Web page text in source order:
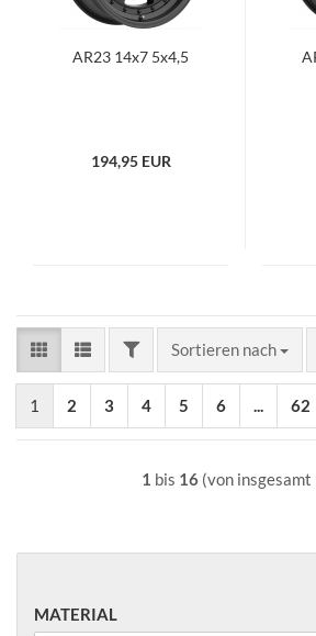
AR23 14x7 5x4,5
194,95 EUR
FILTERSortieren nach
Sortieren nach
1 2 3 4 5 6 ... 62
1 bis 16 (von insgesamt
MATERIAL
MATERIAL